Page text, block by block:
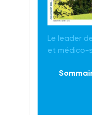
Le leader
et médico-